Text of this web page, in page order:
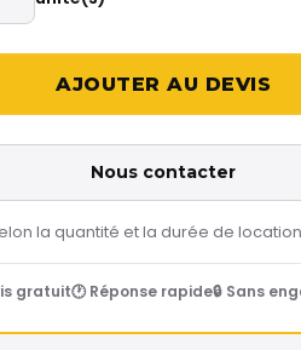
Nous contacter
la quantité et la durée de location
gratuit🕐 Réponse rapide🔒 Sans